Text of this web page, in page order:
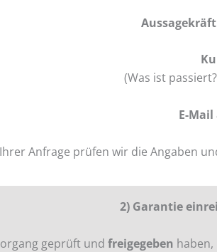
(Was ist
E-Mail
Anfrage prüfen wir die Angaben
2) Garantie
geprüft und freigegeben